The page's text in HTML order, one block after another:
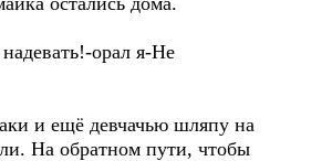
орал я-Не
и ещё девчачью шляпу на
На обратном пути, чтобы